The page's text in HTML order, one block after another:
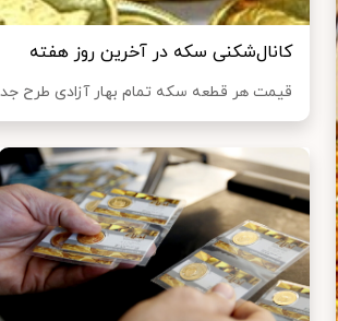
کانال‌شکنی سکه در آخرین روز هفته
قیمت هر قطعه سکه تمام بهار آزادی طرح جدید امروز (پنج